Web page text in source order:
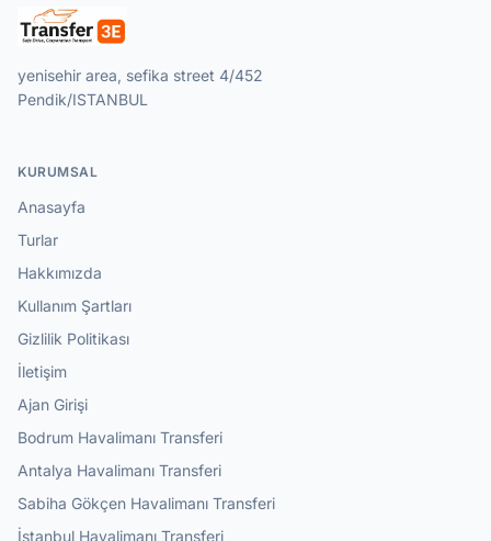
yenisehir area, sefika street 4/452
Pendik/ISTANBUL
KURUMSAL
Anasayfa
Turlar
Hakkımızda
Kullanım Şartları
Gizlilik Politikası
İletişim
Ajan Girişi
Bodrum Havalimanı Transferi
Antalya Havalimanı Transferi
Sabiha Gökçen Havalimanı Transferi
İstanbul Havalimanı Transferi